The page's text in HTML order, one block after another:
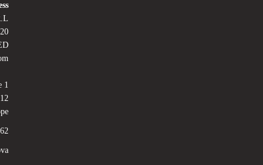
East Finchley
1